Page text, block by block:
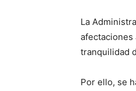
La
afectaciones
tranquilidad
Por ello, se